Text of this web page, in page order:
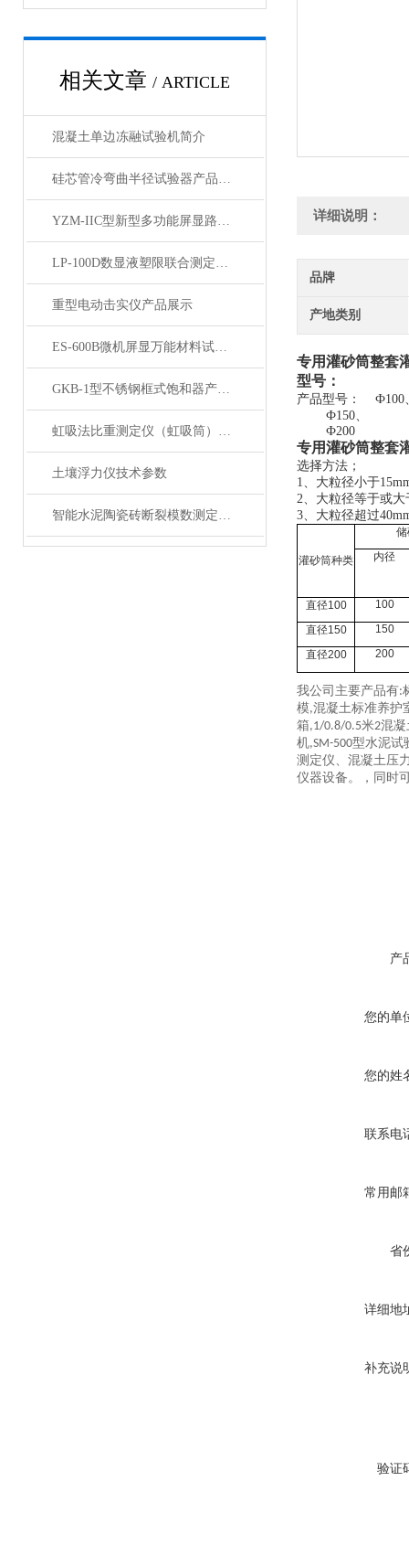
相关文章 / ARTICLE
混凝土单边冻融试验机简介
硅芯管冷弯曲半径试验器产品展示
YZM-IIC型新型多功能屏显路强度测定仪产品展示
LP-100D数显液塑限联合测定仪产品展示
重型电动击实仪产品展示
ES-600B微机屏显万能材料试验机 展示
GKB-1型不锈钢框式饱和器产品展示
虹吸法比重测定仪（虹吸筒）产品展示
土壤浮力仪技术参数
智能水泥陶瓷砖断裂模数测定仪产品展示
详细说明：
品牌
产地类别
专用灌砂筒整套
型号 ：
产品型号：
Ф100
Ф150、
Ф200
专用灌砂筒整套
选择方法；
1、大粒径小于
2、大粒径等于或大
3、大粒径超过
灌砂筒种类
内径
直径100
100
直径150
150
直径200 200
我公司主要产品有:
模,混凝土标准养护
箱,1/0.8/0.5米2混
机,SM-500型水泥
测定仪、混凝土压
仪器设备。，同时
产
您的单
您的姓
联系电
常用邮
省
详细地
补充说
验证